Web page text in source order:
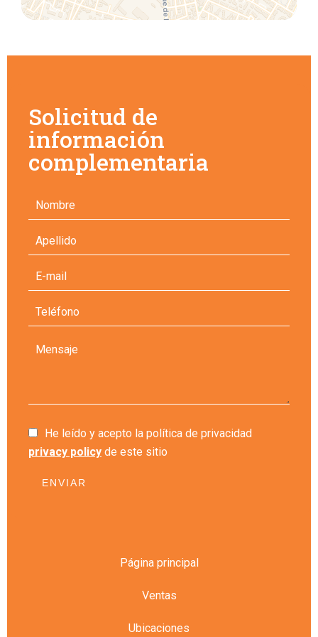
Solicitud de
información
complementaria
He leído y acepto la política de privacidad
privacy policy de este sitio
ENVIAR
Página principal
Ventas
Ubicaciones